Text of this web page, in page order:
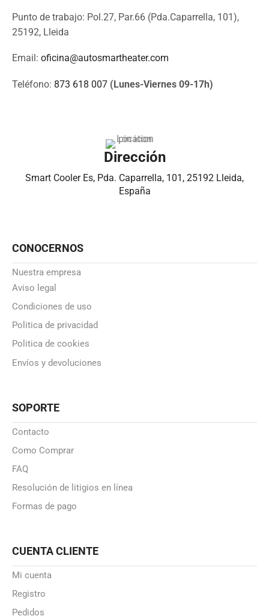
Punto de trabajo: Pol.27, Par.66 (Pda.Caparrella, 101),
25192, Lleida
Email: oficina@autosmartheater.com
Teléfono: 873 618 007 (Lunes-Viernes 09-17h)
Dirección
Smart Cooler Es, Pda. Caparrella, 101, 25192 Lleida,
España
CONOCERNOS
Nuestra empresa
Aviso legal
Condiciones de uso
Politica de privacidad
Politica de cookies
Envíos y devoluciones
SOPORTE
Contacto
Como Comprar
FAQ
Resolución de litigios en línea
Formas de pago
CUENTA CLIENTE
Mi cuenta
Registro
Pedidos